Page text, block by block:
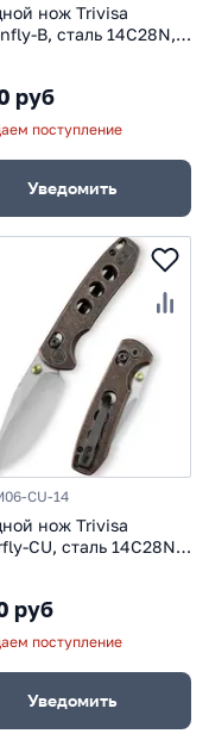
нож Trivisa
B, сталь 14C28N,
руб
поступление
Уведомить
CU-14
нож Trivisa
CU, сталь 14C28N,
руб
поступление
Уведомить